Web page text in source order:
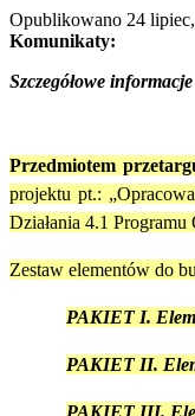
Opublikowano 24
Komunikaty:
Szczegółowe
Przedmiotem
projektu pt.:
Działania 4.1
Zestaw elementów do
PAKIET I.
PAKIET II.